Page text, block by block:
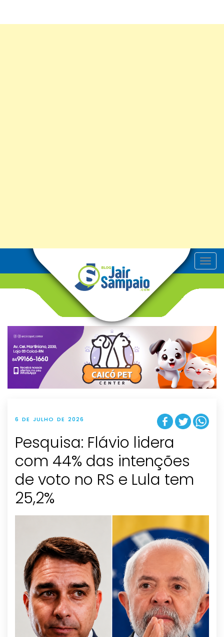
T
o
v
g
t
i
o
n
6 DE JULHO DE 2026
Pesquisa: Flávio lidera
com 44% das intenções
de voto no RS e Lula tem
25,2%